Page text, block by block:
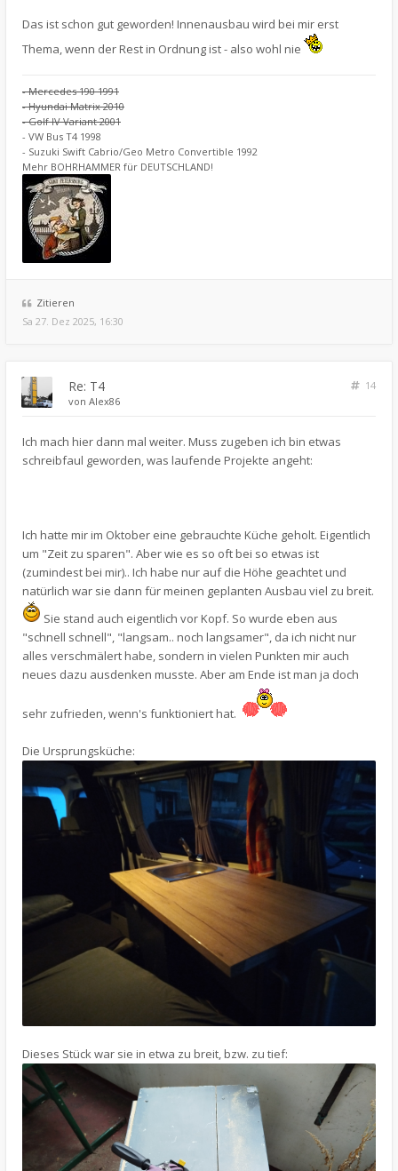
Das ist schon gut geworden! Innenausbau wird bei mir erst
Thema, wenn der Rest in Ordnung ist - also wohl nie
- Mercedes 190 1991
- Hyundai Matrix 2010
- Golf IV Variant 2001
- VW Bus T4 1998
- Suzuki Swift Cabrio/Geo Metro Convertible 1992
Mehr BOHRHAMMER für DEUTSCHLAND!
Zitieren
Sa 27. Dez 2025, 16:30
Re: T4
14
von Alex86
Ich mach hier dann mal weiter. Muss zugeben ich bin etwas
schreibfaul geworden, was laufende Projekte angeht:
Ich hatte mir im Oktober eine gebrauchte Küche geholt. Eigentlich
um "Zeit zu sparen". Aber wie es so oft bei so etwas ist
(zumindest bei mir).. Ich habe nur auf die Höhe geachtet und
natürlich war sie dann für meinen geplanten Ausbau viel zu breit.
Sie stand auch eigentlich vor Kopf. So wurde eben aus
"schnell schnell", "langsam.. noch langsamer", da ich nicht nur
alles verschmälert habe, sondern in vielen Punkten mir auch
neues dazu ausdenken musste. Aber am Ende ist man ja doch
sehr zufrieden, wenn's funktioniert hat.
Die Ursprungsküche:
Dieses Stück war sie in etwa zu breit, bzw. zu tief: